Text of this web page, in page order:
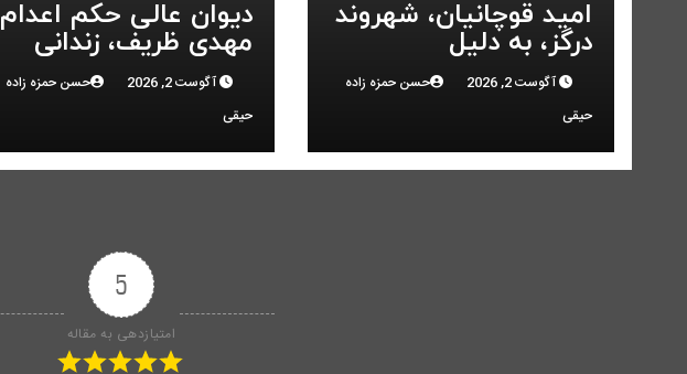
امید قوچانیان، شهروند
درگز، به دلیل
«مخالفت» با حکومت
به ۵ سال زندان محکوم
شد
آگوست 2, 2026
حسن حمزه زاده
حیقی
دیوان عالی حکم اعدام
مهدی ظریف، زندانی
انقلاب ملی، را تایید
کردآگوست 2, 2026
حسن حمزه زاده
حیقی
5
امتیازدهی به مقاله